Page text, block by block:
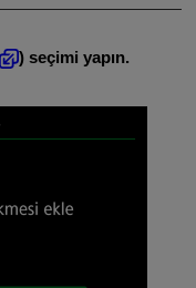
) seçimi yapın.